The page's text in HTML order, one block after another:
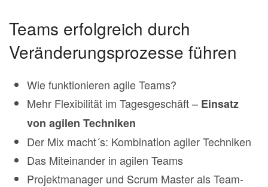
Teams erfolgreich durch
Veränderungsprozesse führen
Wie funktionieren agile Teams?
Mehr Flexibilität im Tagesgeschäft – Einsatz
von agilen Techniken
Der Mix macht´s: Kombination agiler Techniken
Das Miteinander in agilen Teams
Projektmanager und Scrum Master als Team-